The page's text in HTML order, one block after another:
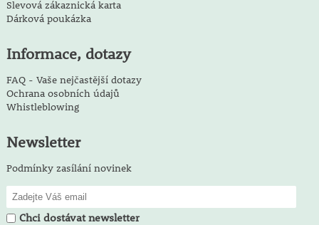
Slevová zákaznická karta
Dárková poukázka
Informace, dotazy
FAQ - Vaše nejčastější dotazy
Ochrana osobních údajů
Whistleblowing
Newsletter
Podmínky zasílání novinek
Chci dostávat newsletter